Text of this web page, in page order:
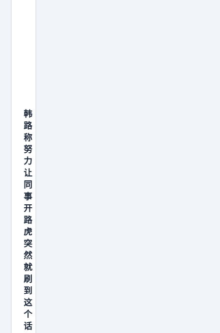
埃
尔
法
的
价
格
了
这
卖
的
是
车
么
？
这
卖
韩
路
称
努
力
让
同
事
开
路
虎
突
然
就
刷
到
这
个
话